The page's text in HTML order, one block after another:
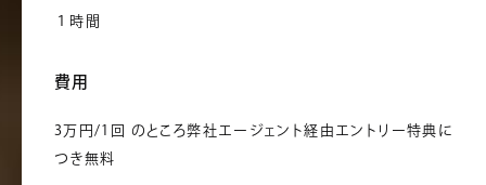
１時間
費用
3万円/1回 のところ弊社エージェント経由エントリー特典に
つき無料